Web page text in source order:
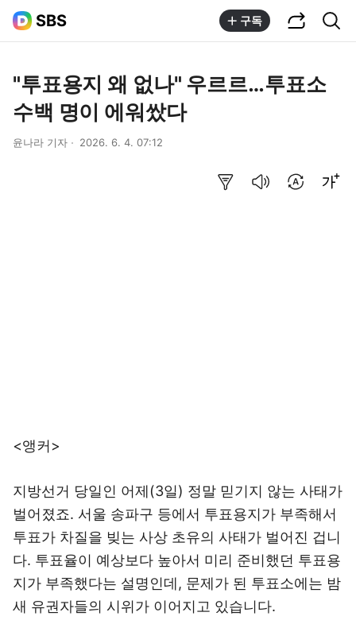
SBS 구독
"투표용지 왜 없나" 우르르…투표소
수백 명이 에워쌌다
윤나라 기자 2026. 6. 4. 07:12
<앵커>
지방선거 당일인 어제(3일) 정말 믿기지 않는 사태가
벌어졌죠. 서울 송파구 등에서 투표용지가 부족해서
투표가 차질을 빚는 사상 초유의 사태가 벌어진 겁니
다. 투표율이 예상보다 높아서 미리 준비했던 투표용
지가 부족했다는 설명인데, 문제가 된 투표소에는 밤
새 유권자들의 시위가 이어지고 있습니다.